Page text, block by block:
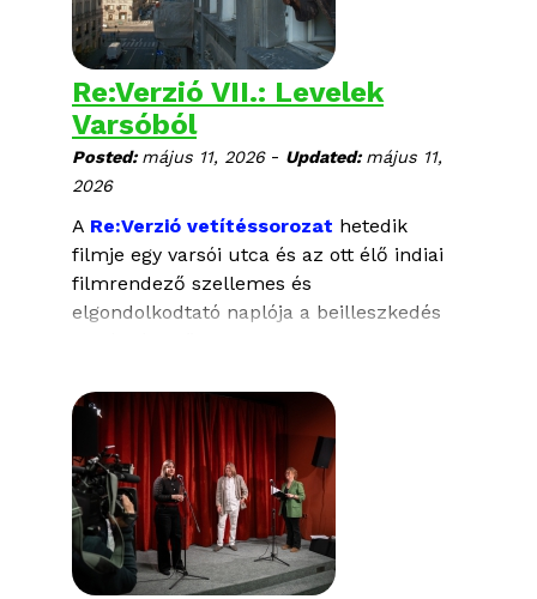
angol felirattal
Re:Verzió VII.: Levelek
Varsóból
Posted:május 11, 2026 - Updated:május 11,
2026
A Re:Verzió vetítéssorozat hetedik
filmje egy varsói utca és az ott élő indiai
filmrendező szellemes és
elgondolkodtató naplója a beilleszkedés
LEVELEK VARSÓBÓL
rendezte: Arjun Talwar
Lengyelország, 2025, 97 perc
eredeti nyelven, magyar és angol felirattal